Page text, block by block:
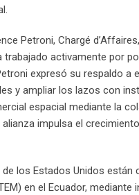
Petroni, Chargé
trabajado activamente por
expresó su respaldo
y ampliar los lazos con
espacial mediante la
impulsa el
de los Estados Unidos
en el Ecuador,